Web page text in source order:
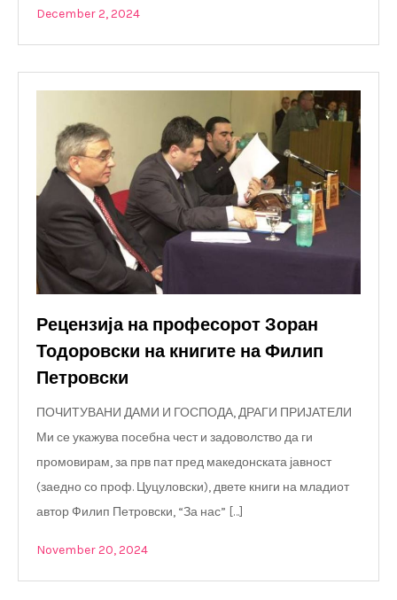
December 2, 2024
Рецензија на професорот Зоран
Тодоровски на книгите на Филип
Петровски
ПОЧИТУВАНИ ДАМИ И ГОСПОДА, ДРАГИ ПРИЈАТЕЛИ
Ми се укажува посебна чест и задоволство да ги
промовирам, за прв пат пред македонската јавност
(заедно со проф. Цуцуловски), двете книги на младиот
автор Филип Петровски, “За нас” […]
November 20, 2024